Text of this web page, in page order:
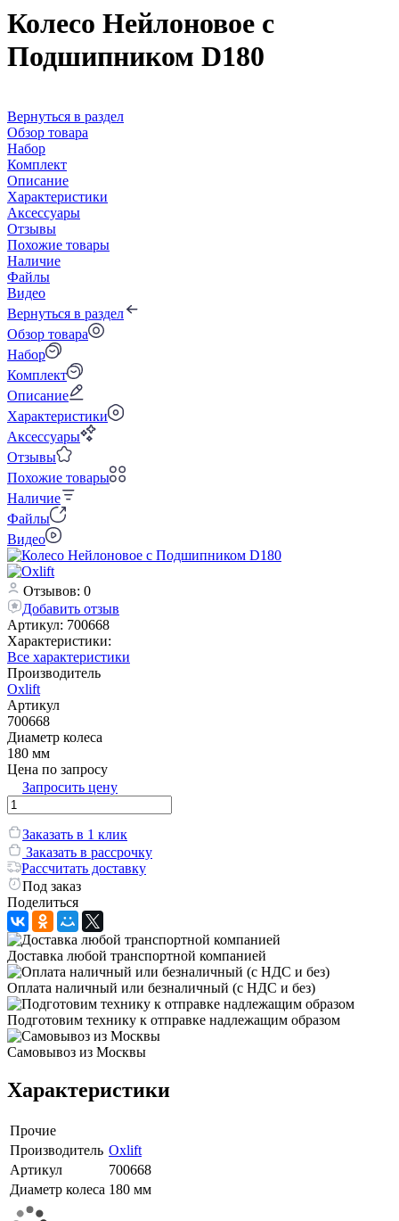
Колесо Нейлоновое с
Подшипником D180
Вернуться в раздел
Обзор товара
Набор
Комплект
Описание
Характеристики
Аксессуары
Отзывы
Похожие товары
Наличие
Файлы
Видео
Вернуться в раздел
Обзор товара
Набор
Комплект
Описание
Характеристики
Аксессуары
Отзывы
Похожие товары
Наличие
Файлы
Видео
Отзывов: 0
Добавить отзыв
Артикул: 700668
Характеристики:
Все характеристики
Производитель
Oxlift
Артикул
700668
Диаметр колеса
180 мм
Цена по запросу
Запросить цену
Заказать в 1 клик
Заказать в рассрочку
Рассчитать доставку
Под заказ
Поделиться
Доставка любой транспортной компанией
Оплата наличный или безналичный (с НДС и без)
Подготовим технику к отправке надлежащим образом
Самовывоз из Москвы
Характеристики
Прочие
Производитель Oxlift
Артикул
700668
Диаметр колеса 180 мм